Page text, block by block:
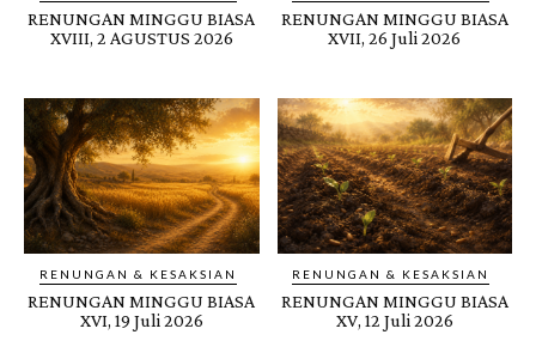
RENUNGAN MINGGU BIASA
XVIII, 2 AGUSTUS 2026
RENUNGAN MINGGU BIASA
XVII, 26 Juli 2026
RENUNGAN & KESAKSIAN
RENUNGAN MINGGU BIASA
XVI, 19 Juli 2026
RENUNGAN & KESAKSIAN
RENUNGAN MINGGU BIASA
XV, 12 Juli 2026